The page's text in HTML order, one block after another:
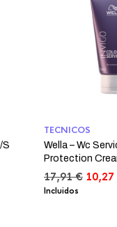
S
TECNICOS
Wella – Wc
Protection
17,91€ El
10,27
Incluidos